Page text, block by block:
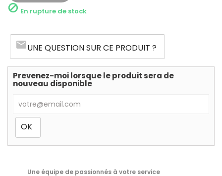
 En rupture de stock
emailUNE QUESTION SUR CE PRODUIT ?
Prevenez-moi lorsque le produit sera de
nouveau disponible
Une équipe de passionnés à votre service